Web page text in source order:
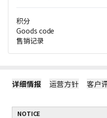
积分
Goods code
售销记录
详细情报 运营方针 客户
NOTICE